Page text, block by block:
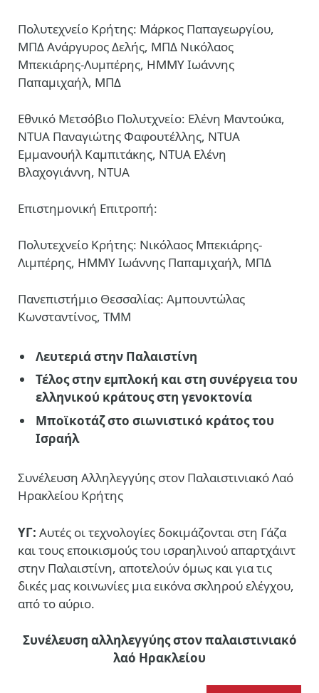
Πολυτεχνείο Κρήτης: Μάρκος Παπαγεωργίου,
ΜΠΔ Ανάργυρος Δελής, ΜΠΔ Νικόλαος
Μπεκιάρης-Λυμπέρης, ΗΜΜΥ Ιωάννης
Παπαμιχαήλ, ΜΠΔ
Εθνικό Μετσόβιο Πολυτχνείο: Ελένη Μαντούκα,
NTUA Παναγιώτης Φαφουτέλλης, NTUA
Εμμανουήλ Καμπιτάκης, NTUΑ Ελένη
Βλαχογιάννη, NTUA
Επιστημονική Επιτροπή:
Πολυτεχνείο Κρήτης: Νικόλαος Μπεκιάρης-
Λιμπέρης, ΗΜΜΥ Ιωάννης Παπαμιχαήλ, ΜΠΔ
Πανεπιστήμιο Θεσσαλίας: Αμπουντώλας
Κωνσταντίνος, ΤΜΜ
Λευτεριά στην Παλαιστίνη
Τέλος στην εμπλοκή και στη συνέργεια του
ελληνικού κράτους στη γενοκτονία
Μποϊκοτάζ στο σιωνιστικό κράτος του
Ισραήλ
Συνέλευση Αλληλεγγύης στον Παλαιστινιακό Λαό
Ηρακλείου Κρήτης
ΥΓ: Αυτές οι τεχνολογίες δοκιμάζονται στη Γάζα
και τους εποικισμούς του ισραηλινού απαρτχάιντ
στην Παλαιστίνη, αποτελούν όμως και για τις
δικές μας κοινωνίες μια εικόνα σκληρού ελέγχου,
από το αύριο.
Συνέλευση αλληλεγγύης στον παλαιστινιακό
λαό Ηρακλείου